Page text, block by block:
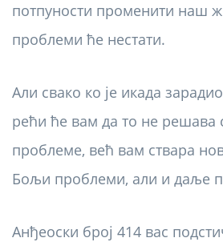
потпуности променити наш
проблеми ће нестати.
Али свако ко је икада
рећи ће вам да то не решава
проблеме, већ вам ствара
Бољи проблеми, али и даље
Анђеоски број 414 вас